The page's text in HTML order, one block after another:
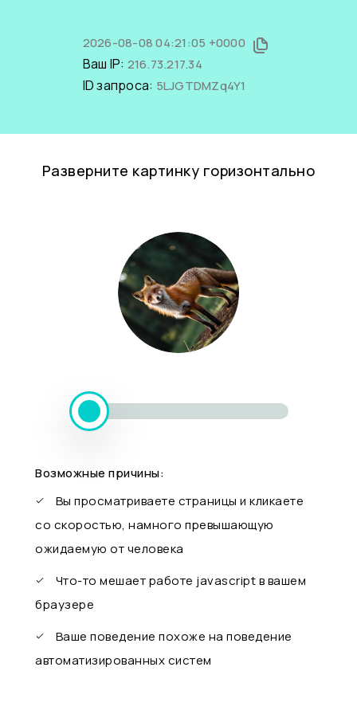
2026-08-08 04:21:05 +0000
Ваш IP: 216.73.217.34
ID запроса: 5LJGTDMZq4Y1
Разверните картинку горизонтально
Возможные причины:
Вы просматриваете страницы и кликаете
со скоростью, намного превышающую
ожидаемую от человека
Что-то мешает работе javascript в вашем
браузере
Ваше поведение похоже на поведение
автоматизированных систем